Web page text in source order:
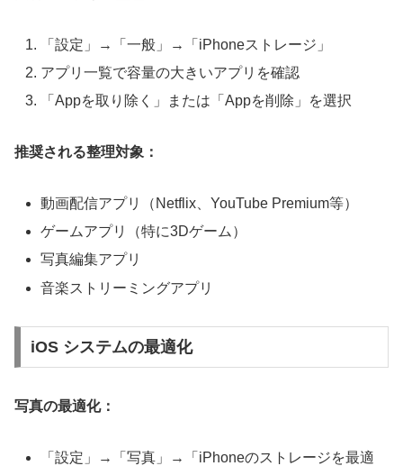
「設定」→「一般」→「iPhoneストレージ」
アプリ一覧で容量の大きいアプリを確認
「Appを取り除く」または「Appを削除」を選択
推奨される整理対象：
動画配信アプリ（Netflix、YouTube Premium等）
ゲームアプリ（特に3Dゲーム）
写真編集アプリ
音楽ストリーミングアプリ
iOS システムの最適化
写真の最適化：
「設定」→「写真」→「iPhoneのストレージを最適